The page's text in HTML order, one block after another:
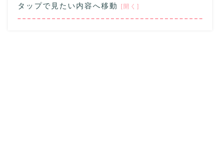
タップで見たい内容へ移動